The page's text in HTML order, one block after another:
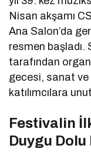
Nisan akşamı
Ana Salon’da
resmen başladı.
tarafından
gecesi, sanat
katılımcılara
Festivalin
Duygu